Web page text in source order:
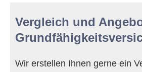
Vergleich und
Wir erstellen Ihnen gerne ein